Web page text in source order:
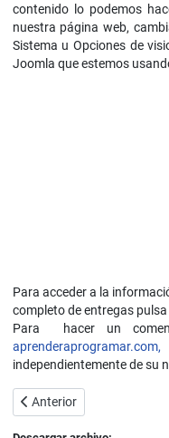
contenido lo podemos
nuestra página web,
Sistema u Opciones de
Joomla que estemos
Para acceder a la
completo de entregas pulsa
Para hacer un
aprenderaprogramar.com,
independientemente de su
Artículo anterior: Módulo
Anterior